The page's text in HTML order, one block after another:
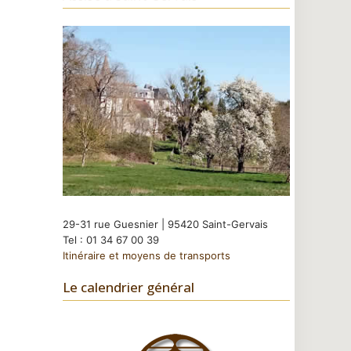
29-31 rue Guesnier | 95420 Saint-Gervais
Tel : 01 34 67 00 39
Itinéraire et moyens de transports
Le calendrier général